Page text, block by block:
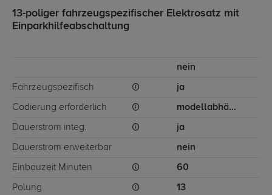
13-poliger fahrzeugspezifischer Elektrosatz mit
Einparkhilfeabschaltung
nein
Fahrzeugspezifisch ja
Codierung erforderlich modellabhängig
Dauerstrom integ. ja
Dauerstrom erweiterbar nein
Einbauzeit Minuten 60
Polung 13